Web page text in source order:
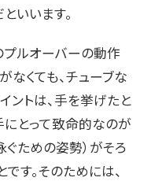
いいます。
プルオーバーの動作
なくても、チューブな
ントは、手を挙げたと
とって致命的なのが
ぐための姿勢）がそろ
す。そのためには、